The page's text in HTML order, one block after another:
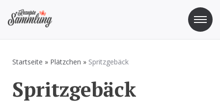
Inhalt
Startseite » Plätzchen » Spritzgebäck
Spritzgebäck